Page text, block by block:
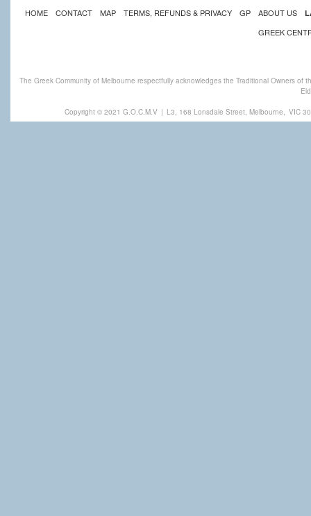
HOME CONTACT MAP TERMS, REFUNDS & PRIVACY GP ABOUT US
GREEK
The Greek Community of Melbourne respectfully acknowledges the Traditional Owners
Copyright © 2021 G.O.C.M.V | L3, 168 Lonsdale Street, Melbourne, VIC